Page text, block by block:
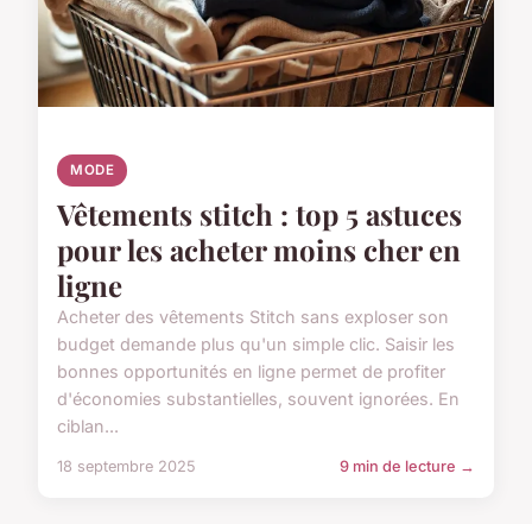
MODE
Vêtements stitch : top 5 astuces
pour les acheter moins cher en
ligne
Acheter des vêtements Stitch sans exploser son
budget demande plus qu'un simple clic. Saisir les
bonnes opportunités en ligne permet de profiter
d'économies substantielles, souvent ignorées. En
ciblan...
18 septembre 2025 9 min de lecture →